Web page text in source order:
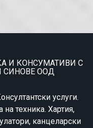
И КОНСУМАТИВИ С
СИНОВЕ ООД
услуги.
техника. Хартия,
канцеларски